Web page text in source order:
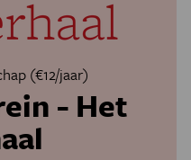
(€12/jaar)
- Het